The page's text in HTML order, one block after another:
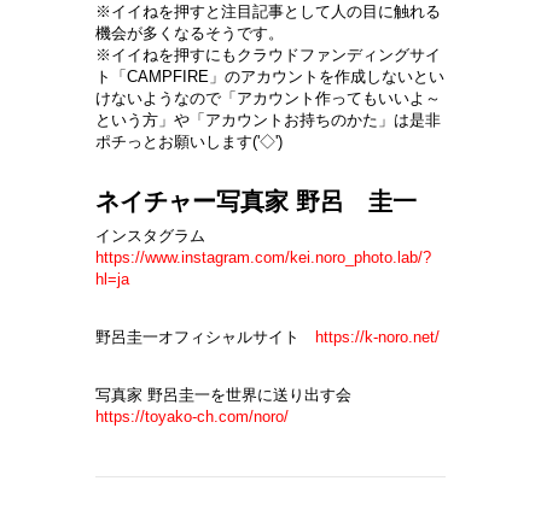
※イイねを押すと注目記事として人の目に触れる
機会が多くなるそうです。
※イイねを押すにもクラウドファンディングサイ
ト「CAMPFIRE」のアカウントを作成しないとい
けないようなので「アカウント作ってもいいよ～
という方」や「アカウントお持ちのかた」は是非
ポチっとお願いします('◇')ゞ
ネイチャー写真家 野呂 圭一
インスタグラム
https://www.instagram.com/kei.noro_photo.lab/?
hl=ja
野呂圭一オフィシャルサイト https://k-noro.net/
写真家 野呂圭一を世界に送り出す会
https://toyako-ch.com/noro/